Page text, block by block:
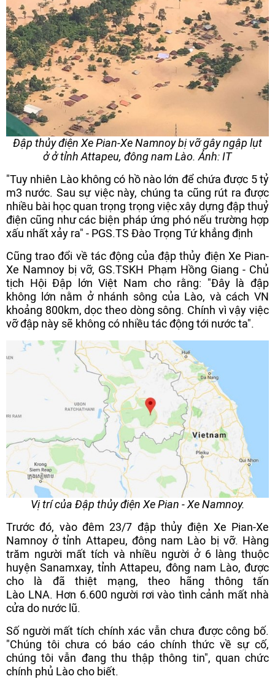
Đập thủy điện Xe Pian-Xe Namnoy bị vỡ gây ngập lụt
ở ở tỉnh Attapeu, đông nam Lào. Ảnh: IT
"Tuy nhiên Lào không có hồ nào lớn để chứa được 5 tỷ
m3 nước. Sau sự việc này, chúng ta cũng rút ra được
nhiều bài học quan trọng trọng việc xây dựng đập thuỷ
điện cũng như các biện pháp ứng phó nếu trường hợp
xấu nhất xảy ra" - PGS.TS Đào Trọng Tứ khẳng định
Cũng trao đổi về tác động của đập thủy điện Xe Pian-
Xe Namnoy bị vỡ, GS.TSKH Phạm Hồng Giang - Chủ
tịch Hội Đập lớn Việt Nam cho rằng: "Đây là đập
không lớn nằm ở nhánh sông của Lào, và cách VN
khoảng 800km, dọc theo dòng sông. Chính vì vậy việc
vỡ đập này sẽ không có nhiều tác động tới nước ta".
Vị trí của Đập thủy điện Xe Pian - Xe Namnoy.
Trước đó, vào đêm 23/7 đập thủy điện Xe Pian-Xe
Namnoy ở tỉnh Attapeu, đông nam Lào bị vỡ. Hàng
trăm người mất tích và nhiều người ở 6 làng thuộc
huyện Sanamxay, tỉnh Attapeu, đông nam Lào, được
cho là đã thiệt mạng, theo hãng thông tấn
Lào LNA. Hơn 6.600 người rơi vào tình cảnh mất nhà
cửa do nước lũ.
Số người mất tích chính xác vẫn chưa được công bố.
"Chúng tôi chưa có báo cáo chính thức về sự cố,
chúng tôi vẫn đang thu thập thông tin", quan chức
chính phủ Lào cho biết.